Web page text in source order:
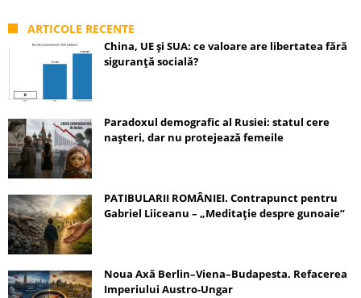
ARTICOLE RECENTE
China, UE și SUA: ce valoare are libertatea fără
siguranță socială?
Paradoxul demografic al Rusiei: statul cere
nașteri, dar nu protejează femeile
PATIBULARII ROMÂNIEI. Contrapunct pentru
Gabriel Liiceanu – „Meditație despre gunoaie”
Noua Axă Berlin–Viena–Budapesta. Refacerea
Imperiului Austro-Ungar